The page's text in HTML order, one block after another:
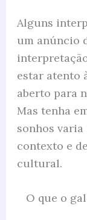
Alguns
um anúncio
estar atento
aberto para
Mas tenha
sonhos
contexto e
cultural.
O que o